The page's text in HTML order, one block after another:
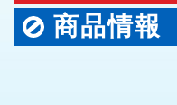
商品情報